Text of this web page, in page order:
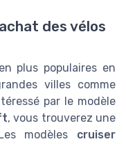
des vélos
plus populaires en
villes comme
par le modèle
, vous trouverez une
modèles cruiser